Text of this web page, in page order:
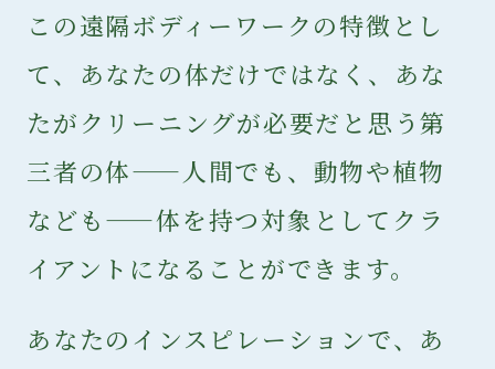
この遠隔ボディーワークの特徴とし
て、あなたの体だけではなく、あな
たがクリーニングが必要だと思う第
三者の体——人間でも、動物や植物
なども——体を持つ対象としてクラ
イアントになることができます。
あなたのインスピレーションで、あ